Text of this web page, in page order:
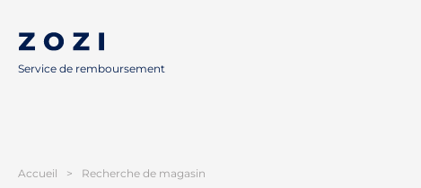
Service de remboursement
Accueil > Recherche de magasin